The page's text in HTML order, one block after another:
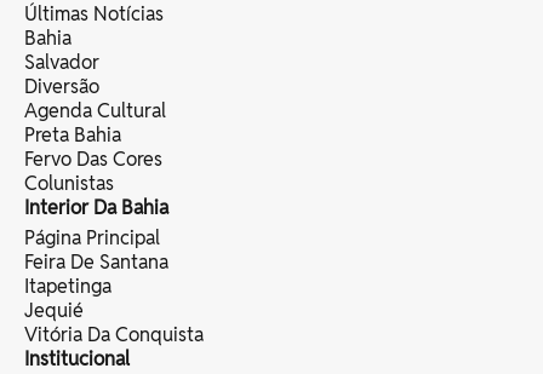
Últimas Notícias
Bahia
Salvador
Diversão
Agenda Cultural
Preta Bahia
Fervo Das Cores
Colunistas
Interior Da Bahia
Página Principal
Feira De Santana
Itapetinga
Jequié
Vitória Da Conquista
Institucional